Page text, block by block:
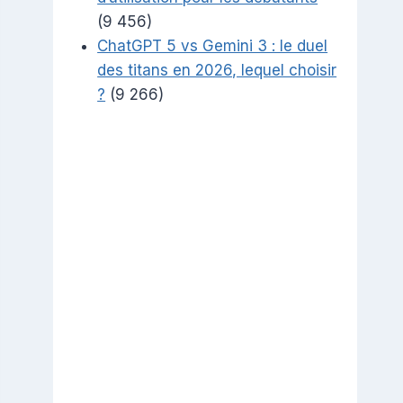
(9 456)
ChatGPT 5 vs Gemini 3 : le duel
des titans en 2026, lequel choisir
? (9 266)